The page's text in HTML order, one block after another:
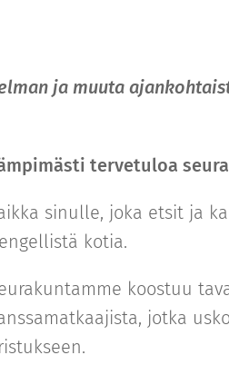
ja muuta
tervetuloa
sinulle, joka etsit ja
kotia.
koostuu
jotka